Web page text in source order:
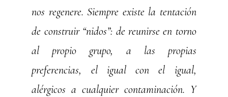
nos regenere. Siempre existe la tentación
de construir “nidos”: de reunirse en torno
al propio grupo, a las propias
preferencias, el igual con el igual,
alérgicos a cualquier contaminación. Y